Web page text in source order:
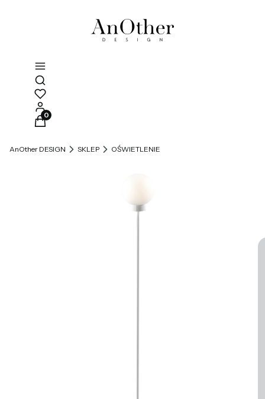
Otwórz wyszukiwarkę
Produkty w koszyku: 0. Zobacz szczegóły
AnOther DESIGN SKLEP OŚWIETLENIE